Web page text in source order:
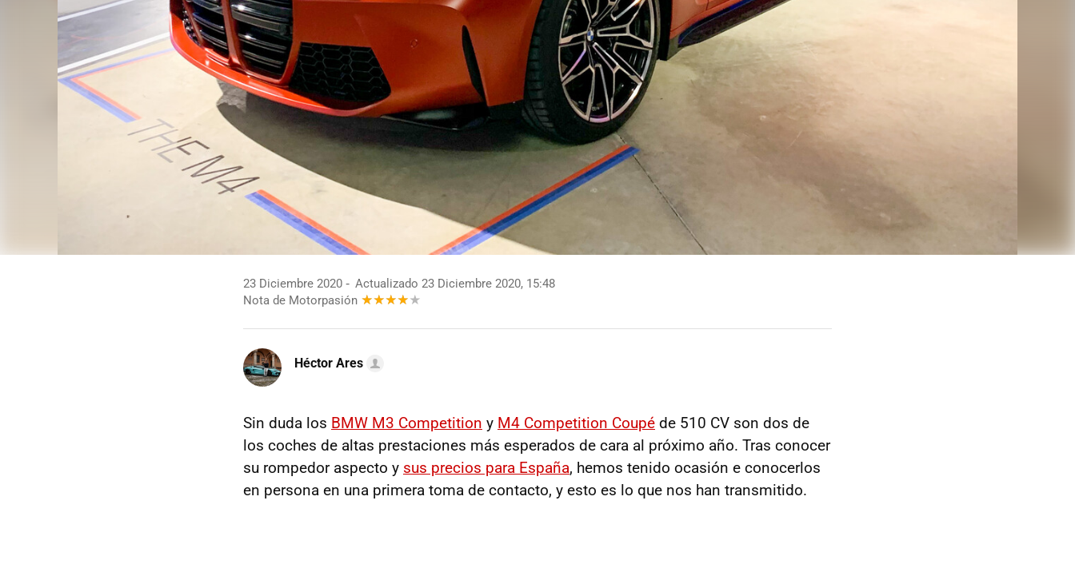
23 Diciembre 2020
Actualizado 23 Diciembre 2020, 15:48
Nota de Motorpasión
Héctor Ares
Sin duda los BMW M3 Competition y M4 Competition Coupé de 510 CV son dos de
los coches de altas prestaciones más esperados de cara al próximo año. Tras conocer
su rompedor aspecto y sus precios para España, hemos tenido ocasión e conocerlos
en persona en una primera toma de contacto, y esto es lo que nos han transmitido.